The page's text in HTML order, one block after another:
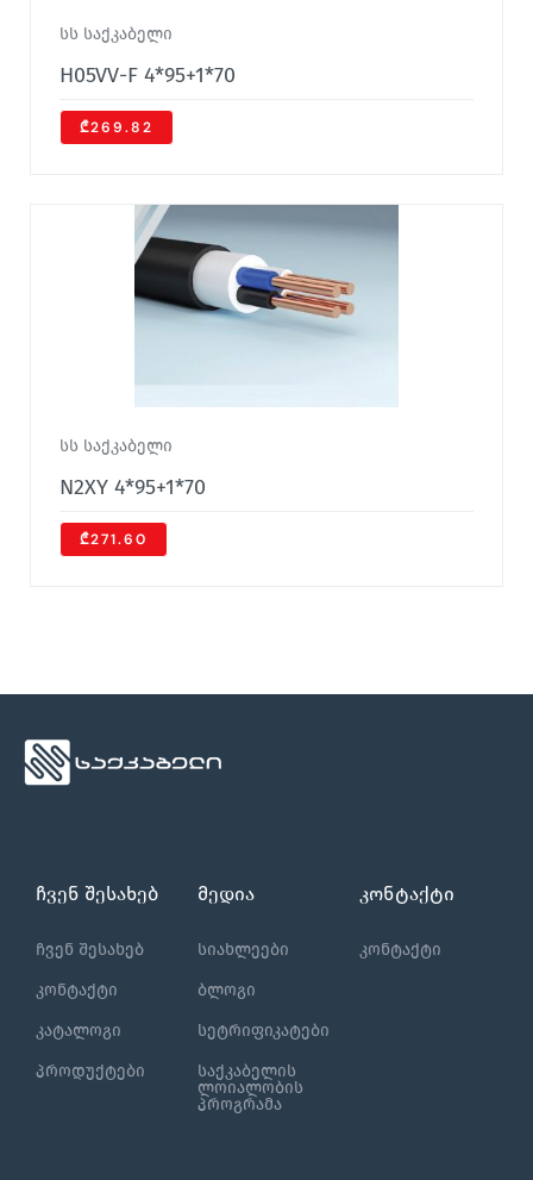
სს საქკაბელი
H05VV-F 4*95+1*70
₾269.82
სს საქკაბელი
N2XY 4*95+1*70
₾271.60
ჩვენ შესახებ
ჩვენ შესახებ
კონტაქტი
კატალოგი
პროდუქტები
მედია
სიახლეები
ბლოგი
სეტრიფიკატები
საქკაბელის
ლოიალობის
პროგრამა
კონტაქტი
კონტაქტი